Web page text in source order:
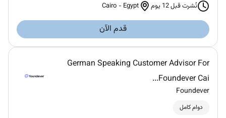
نُشرت قبل 12 يوم Cairo - Egypt
قدم الآن
German Speaking Customer Advisor For
Foundever Cai...
Foundever
دوام كامل